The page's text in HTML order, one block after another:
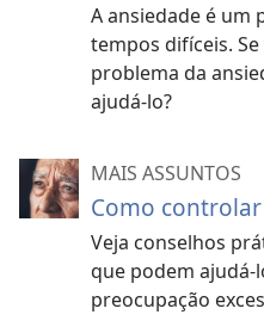
A ansiedade é um
tempos difíceis.
problema da
ajudá-lo?
MAIS ASSUNTOS
Como
Veja conselhos
que podem ajudá-
preocupação